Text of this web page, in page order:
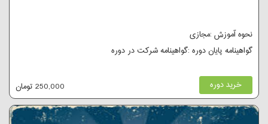
نحوه آموزش :مجازی
گواهینامه پایان دوره :گواهینامه شرکت در دوره
خرید دوره 250,000 تومان